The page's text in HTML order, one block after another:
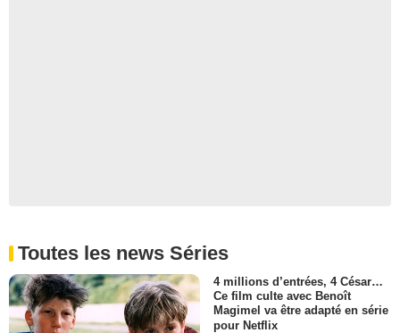
Toutes les news Séries
4 millions d’entrées, 4 César…
Ce film culte avec Benoît
Magimel va être adapté en série
pour Netflix